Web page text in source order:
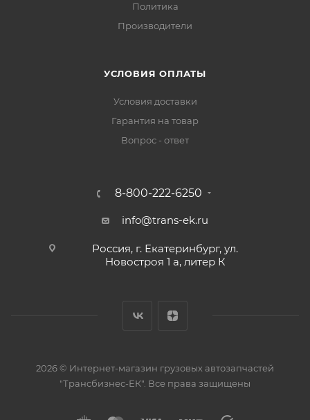
Политика
Производители
УСЛОВИЯ ОПЛАТЫ
Условия доставки
Гарантия на товар
Вопрос - ответ
8-800-222-6250
info@trans-ek.ru
Россия, г. Екатеринбург, ул.
Новостроя 1 а, литер К
2026 © Интернет-магазин грузовых автозапчастей
"Трансбизнес-ЕК" . Все права защищены